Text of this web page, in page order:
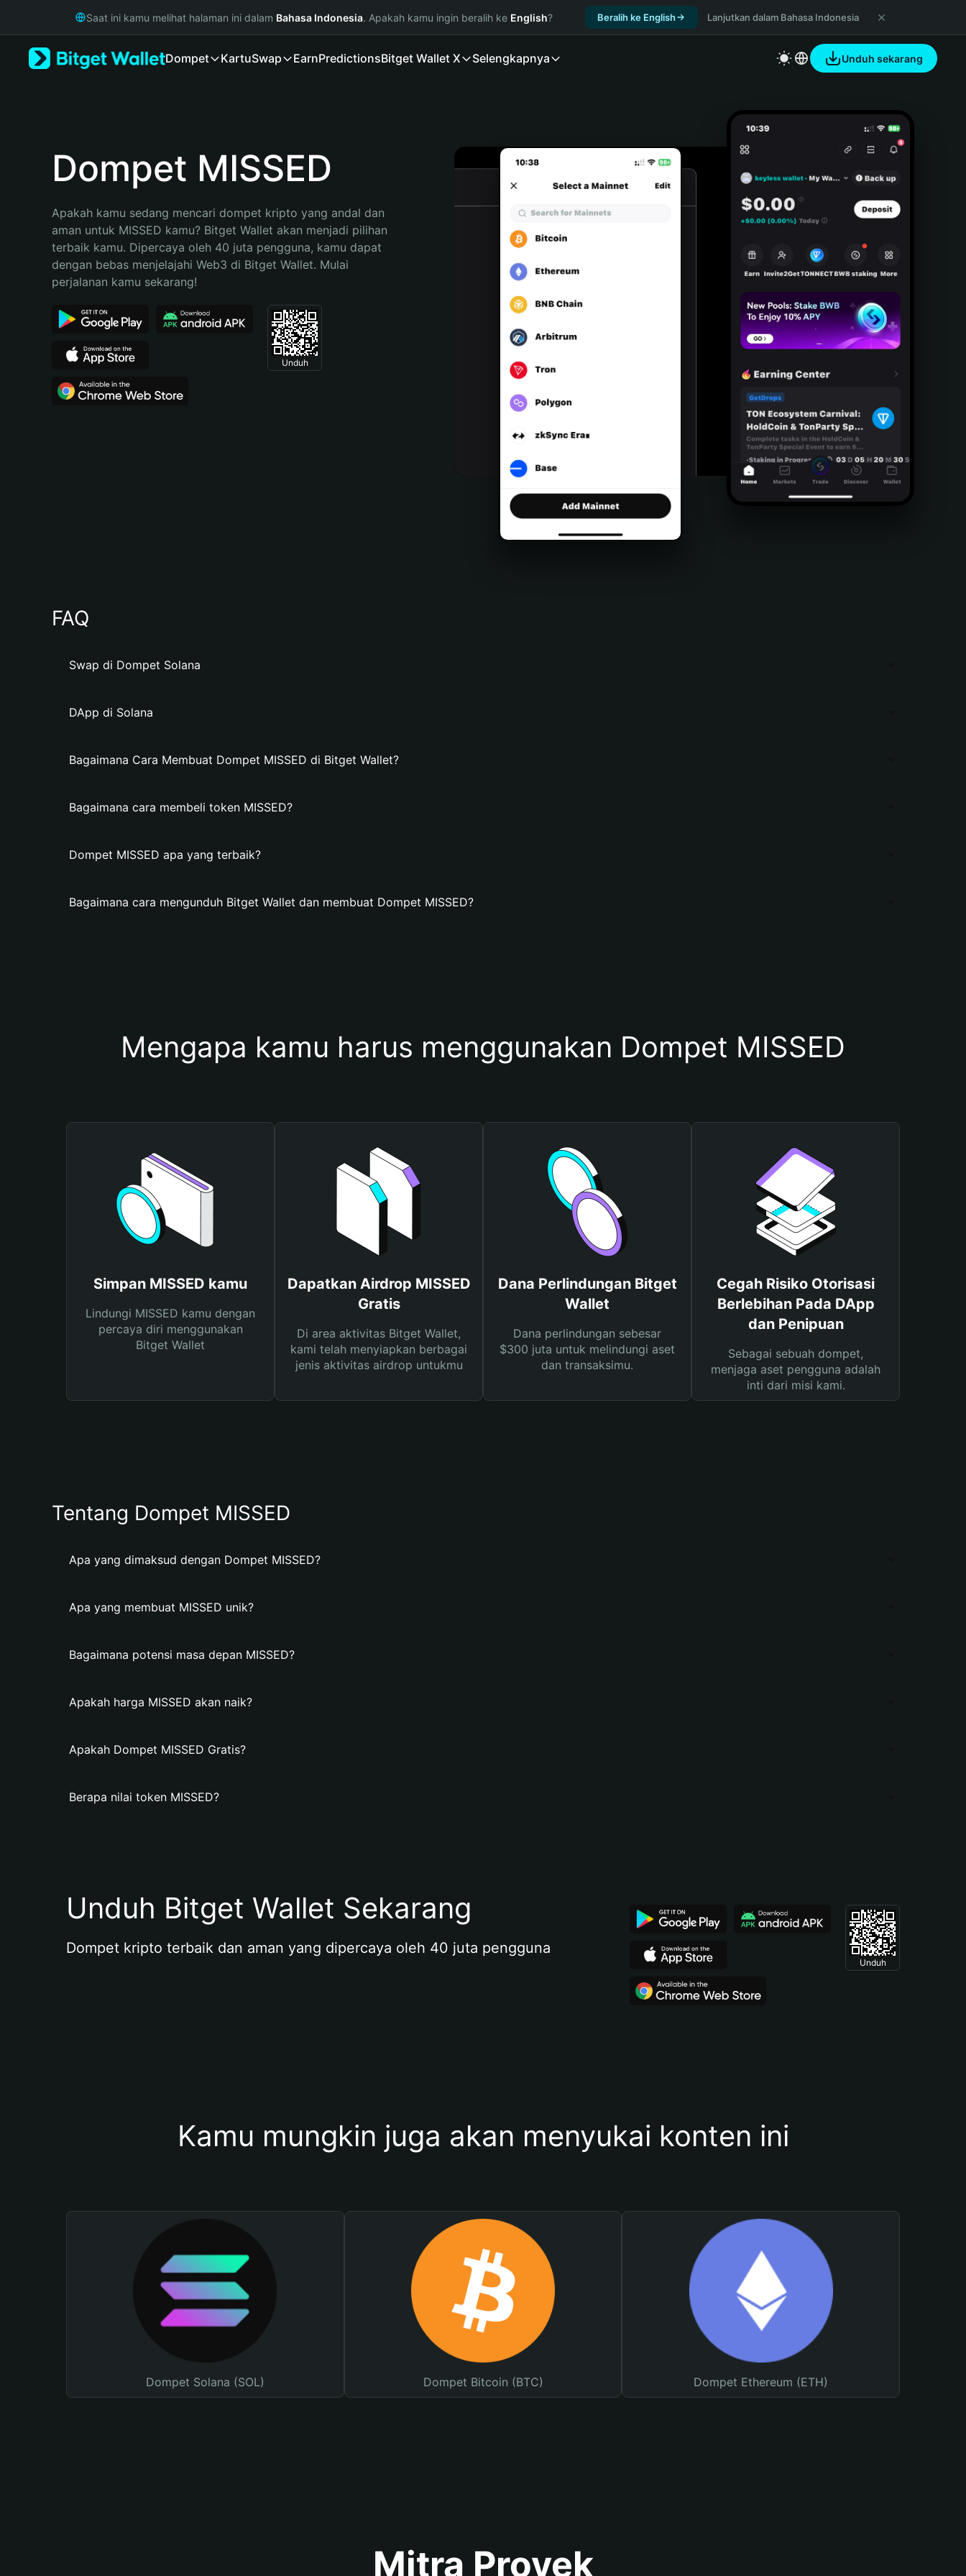
Русский
Bahasa Indonesia
Español (Argentina)
Saat ini kamu melihat halaman ini dalam Bahasa Indonesia. Apakah kamu ingin beralih ke English? Beralih ke English Lanjutkan dalam Bahasa Indonesia
Dompet KartuSwap EarnPredictionsBitget Wallet X Selengkapnya Unduh sekarang
Dompet MISSED
Apakah kamu sedang mencari dompet kripto yang andal dan
aman untuk MISSED kamu? Bitget Wallet akan menjadi pilihan
terbaik kamu. Dipercaya oleh 40 juta pengguna, kamu dapat
dengan bebas menjelajahi Web3 di Bitget Wallet. Mulai
perjalanan kamu sekarang!
Unduh
FAQ
Swap di Dompet Solana
DApp di Solana
Bagaimana Cara Membuat Dompet MISSED di Bitget Wallet?
Bagaimana cara membeli token MISSED?
Dompet MISSED apa yang terbaik?
Bagaimana cara mengunduh Bitget Wallet dan membuat Dompet MISSED?
Mengapa kamu harus menggunakan Dompet MISSED
Simpan MISSED kamu
Lindungi MISSED kamu dengan
percaya diri menggunakan
Bitget Wallet
Dapatkan Airdrop MISSED
Gratis
Di area aktivitas Bitget Wallet,
kami telah menyiapkan berbagai
jenis aktivitas airdrop untukmu
Dana Perlindungan Bitget
Wallet
Dana perlindungan sebesar
$300 juta untuk melindungi aset
dan transaksimu.
Cegah Risiko Otorisasi
Berlebihan Pada DApp
dan Penipuan
Sebagai sebuah dompet,
menjaga aset pengguna adalah
inti dari misi kami.
Tentang Dompet MISSED
Apa yang dimaksud dengan Dompet MISSED?
Apa yang membuat MISSED unik?
Bagaimana potensi masa depan MISSED?
Apakah harga MISSED akan naik?
Apakah Dompet MISSED Gratis?
Berapa nilai token MISSED?
Unduh Bitget Wallet Sekarang
Dompet kripto terbaik dan aman yang dipercaya oleh 40 juta pengguna
Unduh
Kamu mungkin juga akan menyukai konten ini
Dompet Solana (SOL) Dompet Bitcoin (BTC) Dompet Ethereum (ETH)
Mitra Proyek